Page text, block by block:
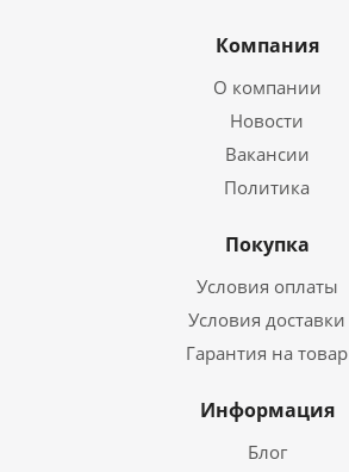
Компания
О компании
Новости
Вакансии
Политика
Покупка
Условия оплаты
Условия доставки
Гарантия на товар
Информация
Блог